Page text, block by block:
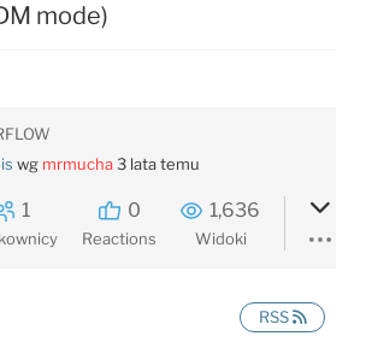
mode)
wg mrmucha3 lata temu
1 0
Reactions
1,636
Widoki
RSS